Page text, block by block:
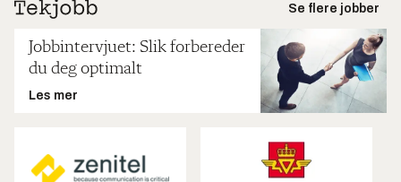
Se flere jobber
Jobbintervjuet: Slik forbereder
du deg optimalt
Les mer